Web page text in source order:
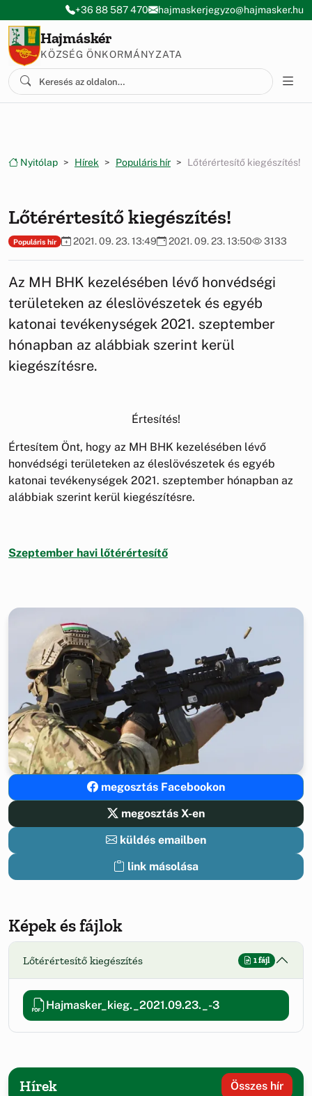
Ugrás a menüre
Ugrás a tartalomra
+36 88 587 470 hajmaskerjegyzo@hajmasker.hu
Hajmáskér
KÖZSÉG ÖNKORMÁNYZATA
Nyitólap Hírek Populáris hír Lőtérértesítő kiegészítés!
Lőtérértesítő kiegészítés!
Populáris hír 2021. 09. 23. 13:49 2021. 09. 23. 13:50 3133
Az MH BHK kezelésében lévő honvédségi
területeken az éleslövészetek és egyéb
katonai tevékenységek 2021. szeptember
hónapban az alábbiak szerint kerül
kiegészítésre.
Értesítés!
Értesítem Önt, hogy az MH BHK kezelésében lévő
honvédségi területeken az éleslövészetek és egyéb
katonai tevékenységek 2021. szeptember hónapban az
alábbiak szerint kerül kiegészítésre.
Szeptember havi lőtérértesítő
megosztás Facebookon
megosztás X-en
küldés emailben
link másolása
Képek és fájlok
Lőtérértesítő kiegészítés 1 fájl
Hajmasker_kieg._2021.09.23._-3
Hírek Összes hír